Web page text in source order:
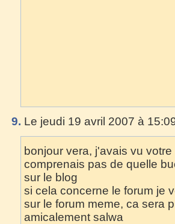
9. Le jeudi 19 avril 2007 à
bonjour vera, j'avais vu
comprenais pas de quelle
sur le blog
si cela concerne le forum je
sur le forum meme, ca sera
amicalement salwa